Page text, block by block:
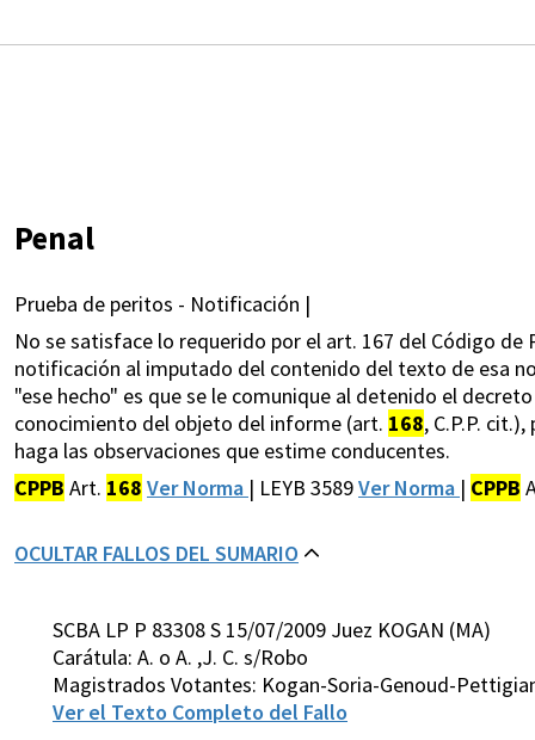
Penal
Prueba de peritos - Notificación |
No se satisface lo requerido por el art. 167 del Código
notificación al imputado del contenido del texto de esa
"ese hecho" es que se le comunique al detenido el
conocimiento del objeto del informe (art. 168, C.P.P.
haga las observaciones que estime conducentes.
CPPB Art. 168 Ver Norma | LEYB 3589Ver Norma | CPPB
OCULTAR FALLOS DEL SUMARIO
SCBA LP P 83308 S 15/07/2009 Juez KOGAN (MA)
Carátula: A. o A. ,J. C. s/Robo
Magistrados Votantes: Kogan-Soria-Genoud-
Ver el Texto Completo del Fallo